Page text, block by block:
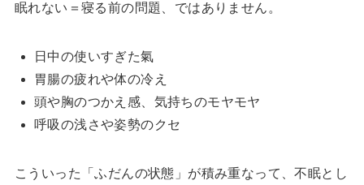
眠れない＝寝る前の問題、ではありません。
日中の使いすぎた氣
胃腸の疲れや体の冷え
頭や胸のつかえ感、気持ちのモヤモヤ
呼吸の浅さや姿勢のクセ
こういった「ふだんの状態」が積み重なって、不眠とし